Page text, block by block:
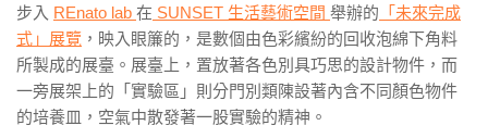
步入 REnato lab 在 SUNSET 生活藝術空間 舉辦的 「未來完成
式」展覽 ，映入眼簾的，是數個由色彩繽紛的回收泡綿下角料
所製成的展臺。展臺上，置放著各色別具巧思的設計物件，而
一旁展架上的「實驗區」則分門別類陳設著內含不同顏色物件
的培養皿，空氣中散發著一股實驗的精神。